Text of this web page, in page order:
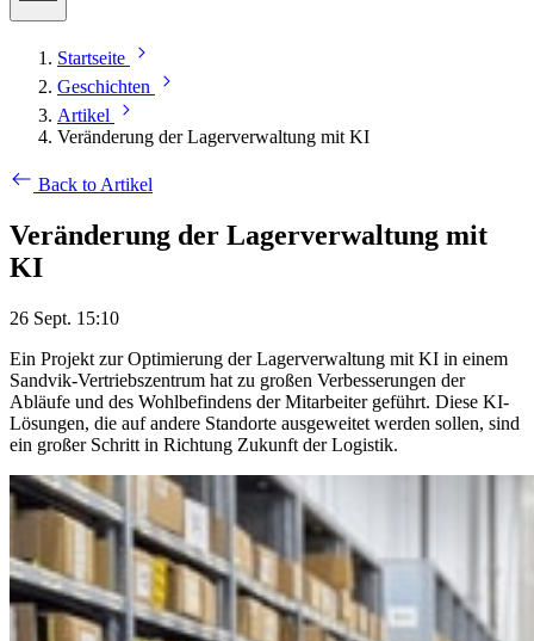
Startseite
Geschichten
Artikel
Veränderung der Lagerverwaltung mit KI
Back to Artikel
Veränderung der Lagerverwaltung mit
KI
26 Sept. 15:10
Ein Projekt zur Optimierung der Lagerverwaltung mit KI in einem
Sandvik-Vertriebszentrum hat zu großen Verbesserungen der
Abläufe und des Wohlbefindens der Mitarbeiter geführt. Diese KI-
Lösungen, die auf andere Standorte ausgeweitet werden sollen, sind
ein großer Schritt in Richtung Zukunft der Logistik.